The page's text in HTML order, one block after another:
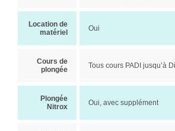
Location de
matériel
Oui
Cours de
plongée
Tous cours PADI jusqu’à
Plongée
Nitrox
Oui, avec supplément